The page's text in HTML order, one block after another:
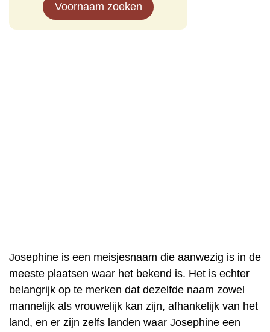
Voornaam zoeken
Josephine is een meisjesnaam die aanwezig is in de
meeste plaatsen waar het bekend is. Het is echter
belangrijk op te merken dat dezelfde naam zowel
mannelijk als vrouwelijk kan zijn, afhankelijk van het
land, en er zijn zelfs landen waar Josephine een